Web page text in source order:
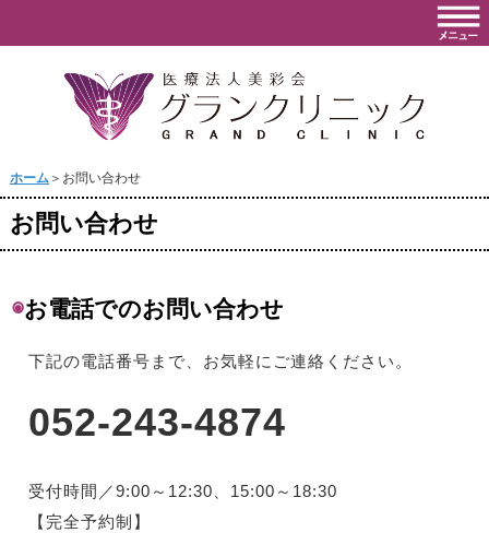
ホーム＞お問い合わせ
お問い合わせ
◉お電話でのお問い合わせ
下記の電話番号まで、お気軽にご連絡ください。
052-243-4874
受付時間／9:00～12:30、15:00～18:30
【完全予約制】